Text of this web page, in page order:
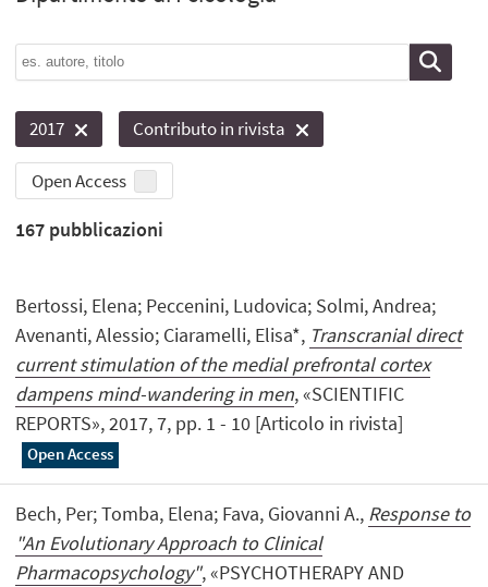
2017 Contributo in rivista
Open Access
167 pubblicazioni
Bertossi, Elena; Peccenini, Ludovica; Solmi, Andrea;
Avenanti, Alessio; Ciaramelli, Elisa*, Transcranial direct
current stimulation of the medial prefrontal cortex
dampens mind-wandering in men, «SCIENTIFIC
REPORTS», 2017, 7, pp. 1 - 10 [Articolo in rivista]
Open Access
Bech, Per; Tomba, Elena; Fava, Giovanni A., Response to
"An Evolutionary Approach to Clinical
Pharmacopsychology", «PSYCHOTHERAPY AND